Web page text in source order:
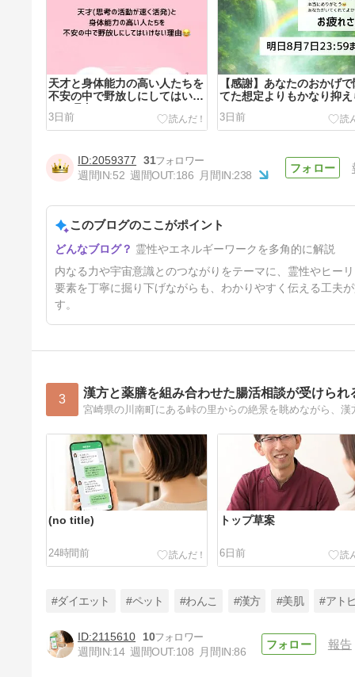
天才と身体能力の高い人たちを
不安の中で野放しにしてはいけ
ない理由
3日前
【感謝】あなたのおかげ
てた想定よりもかなり抑
3日前
【自由に伸びやかに思うまま】
リラックスしたあなたから生ま
10日前
2059377
31
週間IN:52 週間OUT:186 月間IN:238
このブログのここがポイント
霊性やエネルギーワークを多角的に解説
内なる力や宇宙意識とのつながりをテーマに、霊性やヒー
要素を丁寧に掘り下げながらも、わかりやすく伝える工夫
す。
3 漢方と薬膳を組み合わせた腸活相談が受けられ
(no title)
24時間前
トップ草案
6日前
#ダイエット #ペット #わんこ #漢方 #美肌 #アト
2115610
10
週間IN:14 週間OUT:108 月間IN:86
報告